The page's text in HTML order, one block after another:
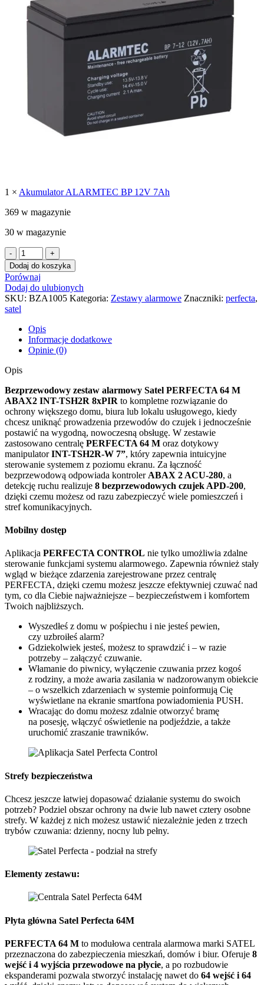
1 × Akumulator ALARMTEC BP 12V 7Ah
369 w magazynie
30 w magazynie
ilość
Bezprzewodowy
zestaw
alarmowy
Satel
Perfecta
64M
ABAX2
INT-
TSH2R
8xPIR
Dodaj do koszyka
Porównaj
Dodaj do ulubionych
SKU: BZA1005 Kategoria: Zestawy alarmowe Znaczniki: perfecta,
satel
Opis
Informacje dodatkowe
Opinie (0)
Opis
Bezprzewodowy zestaw alarmowy Satel PERFECTA 64 M
ABAX2 INT-TSH2R 8xPIR to kompletne rozwiązanie do
ochrony większego domu, biura lub lokalu usługowego, kiedy
chcesz uniknąć prowadzenia przewodów do czujek i jednocześnie
postawić na wygodną, nowoczesną obsługę. W zestawie
zastosowano centralę PERFECTA 64 M oraz dotykowy
manipulatorINT-TSH2R-W 7”, który zapewnia intuicyjne
sterowanie systemem z poziomu ekranu. Za łączność
bezprzewodową odpowiada kontroler ABAX 2 ACU-280, a
detekcję ruchu realizuje 8 bezprzewodowych czujek APD-200,
dzięki czemu możesz od razu zabezpieczyć wiele pomieszczeń i
stref komunikacyjnych.
Mobilny dostęp
Aplikacja PERFECTA CONTROL nie tylko umożliwia zdalne
sterowanie funkcjami systemu alarmowego. Zapewnia również stały
wgląd w bieżące zdarzenia zarejestrowane przez centralę
PERFECTA, dzięki czemu możesz jeszcze efektywniej czuwać nad
tym, co dla Ciebie najważniejsze – bezpieczeństwem i komfortem
Twoich najbliższych.
Wyszedłeś z domu w pośpiechu i nie jesteś pewien,
czy uzbroiłeś alarm?
Gdziekolwiek jesteś, możesz to sprawdzić i – w razie
potrzeby – załączyć czuwanie.
Włamanie do piwnicy, wyłączenie czuwania przez kogoś
z rodziny, a może awaria zasilania w nadzorowanym obiekcie
– o wszelkich zdarzeniach w systemie poinformują Cię
wyświetlane na ekranie smartfona powiadomienia PUSH.
Wracając do domu możesz zdalnie otworzyć bramę
na posesję, włączyć oświetlenie na podjeździe, a także
uruchomić zraszanie trawników.
Strefy bezpieczeństwa
Chcesz jeszcze łatwiej dopasować działanie systemu do swoich
potrzeb? Podziel obszar ochrony na dwie lub nawet cztery osobne
strefy. W każdej z nich możesz ustawić niezależnie jeden z trzech
trybów czuwania: dzienny, nocny lub pełny.
Elementy zestawu:
Płyta główna Satel Perfecta 64M
PERFECTA 64 M to modułowa centrala alarmowa marki SATEL
przeznaczona do zabezpieczenia mieszkań, domów i biur. Oferuje 8
wejść i 4 wyjścia przewodowe na płycie, a po rozbudowie
ekspanderami pozwala stworzyć instalację nawet do 64 wejść i 64